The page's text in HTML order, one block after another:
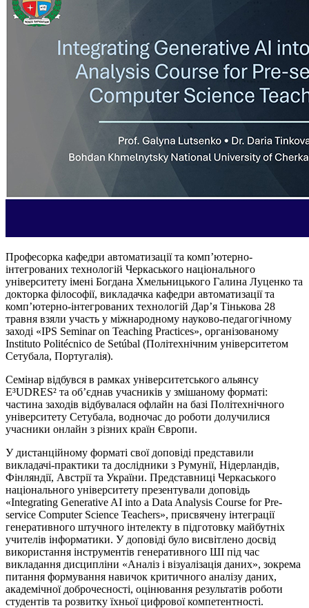
Професорка кафедри автоматизації та комп’ютерно-
інтегрованих технологій Черкаського національного
університету імені Богдана Хмельницького Галина Луценко та
докторка філософії, викладачка кафедри автоматизації та
комп’ютерно-інтегрованих технологій Дар’я Тінькова 28
травня взяли участь у міжнародному науково-педагогічному
заході «IPS Seminar on Teaching Practices», організованому
Instituto Politécnico de Setúbal (Політехнічним університетом
Сетубала, Португалія).
Семінар відбувся в рамках університетського альянсу
E³UDRES² та об’єднав учасників у змішаному форматі:
частина заходів відбувалася офлайн на базі Політехнічного
університету Сетубала, водночас до роботи долучилися
учасники онлайн з різних країн Європи.
У дистанційному форматі свої доповіді представили
викладачі-практики та дослідники з Румунії, Нідерландів,
Фінляндії, Австрії та України. Представниці Черкаського
національного університету презентували доповідь
«Integrating Generative AI into a Data Analysis Course for Pre-
service Computer Science Teachers», присвячену інтеграції
генеративного штучного інтелекту в підготовку майбутніх
учителів інформатики. У доповіді було висвітлено досвід
використання інструментів генеративного ШІ під час
викладання дисципліни «Аналіз і візуалізація даних», зокрема
питання формування навичок критичного аналізу даних,
академічної доброчесності, оцінювання результатів роботи
студентів та розвитку їхньої цифрової компетентності.